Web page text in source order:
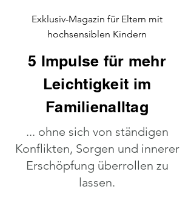
Exklusiv-Magazin für Eltern mit
hochsensiblen Kindern
5 Impulse für mehr
Leichtigkeit im
Familienalltag
... ohne sich von ständigen
Konflikten, Sorgen und innerer
Erschöpfung überrollen zu
lassen.